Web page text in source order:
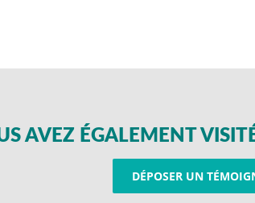
AVEZ ÉGALEMENT
DÉPOSER UN